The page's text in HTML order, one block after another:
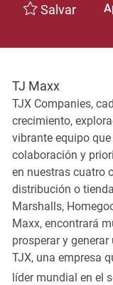
Salvar
TJ Maxx
TJX Companies,
crecimiento,
vibrante equipo
colaboración y
en nuestras cuatro
distribución o
Marshalls,
Maxx, encontrará
prosperar y
TJX, una empresa
líder mundial en el